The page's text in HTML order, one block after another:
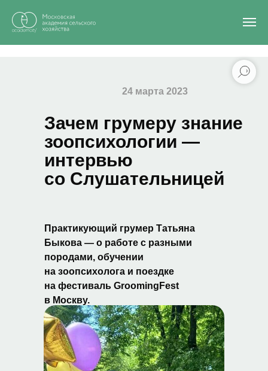
Главная / Блог
Зачем грумеру знание зоопсихологии — интервью со
Зачем грумеру знание
зоопсихологии —
интервью
со Слушательницей
Практикующий грумер Татьяна
Быкова — о работе с разными
породами, обучении
на зоопсихолога и поездке
на фестиваль GroomingFest
в Москву.
24 марта 2023